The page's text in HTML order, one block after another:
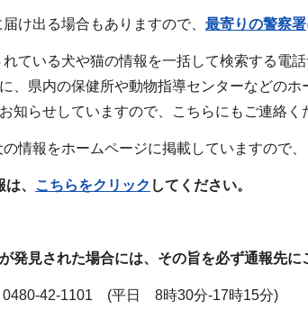
け出る場合もありますので、 最寄りの警察署
ている犬や猫の情報を一括して検索する電
、県内の保健所や動物指導センターなどの
知らせしていますので、こちらにもご連絡く
情報をホームページに掲載していますので、
、 こちらをクリック してください。
発見された場合には、その旨を必ず通報先に
(平日 8時30分-17時15分)